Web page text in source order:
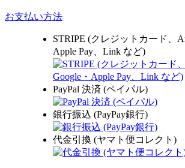
お支払い方法
STRIPE (クレジットカード、
Apple Pay、Link など)
PayPal 決済 (ペイパル)
銀行振込 (PayPay銀行)
代金引換 (ヤマト便コレクト)